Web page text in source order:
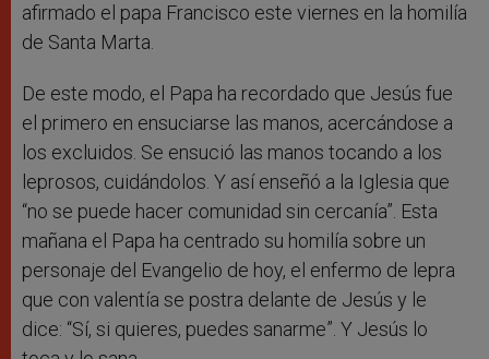
afirmado el papa Francisco este viernes en la homilía
de Santa Marta.
De este modo, el Papa ha recordado que Jesús fue
el primero en ensuciarse las manos, acercándose a
los excluidos. Se ensució las manos tocando a los
leprosos, cuidándolos. Y así enseñó a la Iglesia que
“no se puede hacer comunidad sin cercanía”. Esta
mañana el Papa ha centrado su homilía sobre un
personaje del Evangelio de hoy, el enfermo de lepra
que con valentía se postra delante de Jesús y le
dice: “Sí, si quieres, puedes sanarme”. Y Jesús lo